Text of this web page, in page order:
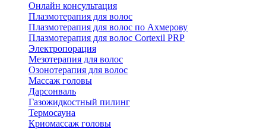
Онлайн консультация
Плазмотерапия для волос
Плазмотерапия для волос по Ахмерову
Плазмотерапия для волос Cortexil PRP
Электропорация
Мезотерапия для волос
Озонотерапия для волос
Массаж головы
Дарсонваль
Газожидкостный пилинг
Термосауна
Криомассаж головы